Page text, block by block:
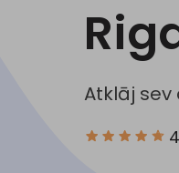
Atklāj sev